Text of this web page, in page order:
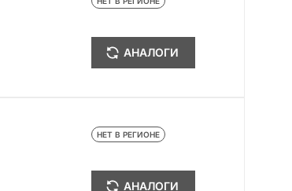
АНАЛОГИ
НЕТ В РЕГИОНЕ
АНАЛОГИ